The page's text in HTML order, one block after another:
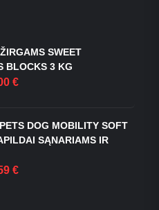
SWEET
BLOCKS 3 KG
€
14.00 €.
DOG MOBILITY SOFT
SĄNARIAMS IR
€